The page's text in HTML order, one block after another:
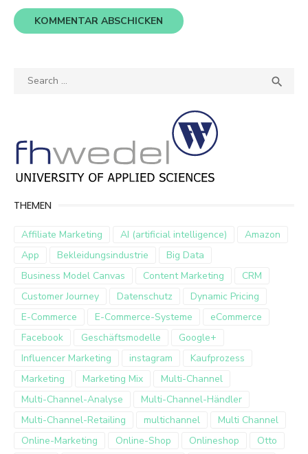
Search

THEMEN
Affiliate Marketing AI (artificial intelligence)
Amazon
App
Bekleidungsindustrie
Big Data
Business Model Canvas
Content Marketing
CRM
Customer Journey
Datenschutz
Dynamic Pricing
E-Commerce
E-Commerce-Systeme
eCommerce
Facebook
Geschäftsmodelle
Google+
Influencer Marketing
instagram
Kaufprozess
Marketing
Marketing Mix
Multi-Channel
Multi-Channel-Analyse
Multi-Channel-Händler
Multi-Channel-Retailing
multichannel
Multi Channel
Online-Marketing
Online-Shop Onlineshop
Otto